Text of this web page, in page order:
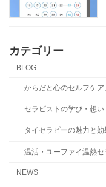
カテゴリー
BLOG
からだと心のセルフケ
セラピストの学び・想い
タイセラピーの魅力と効
温活・ユーファイ温熱
NEWS